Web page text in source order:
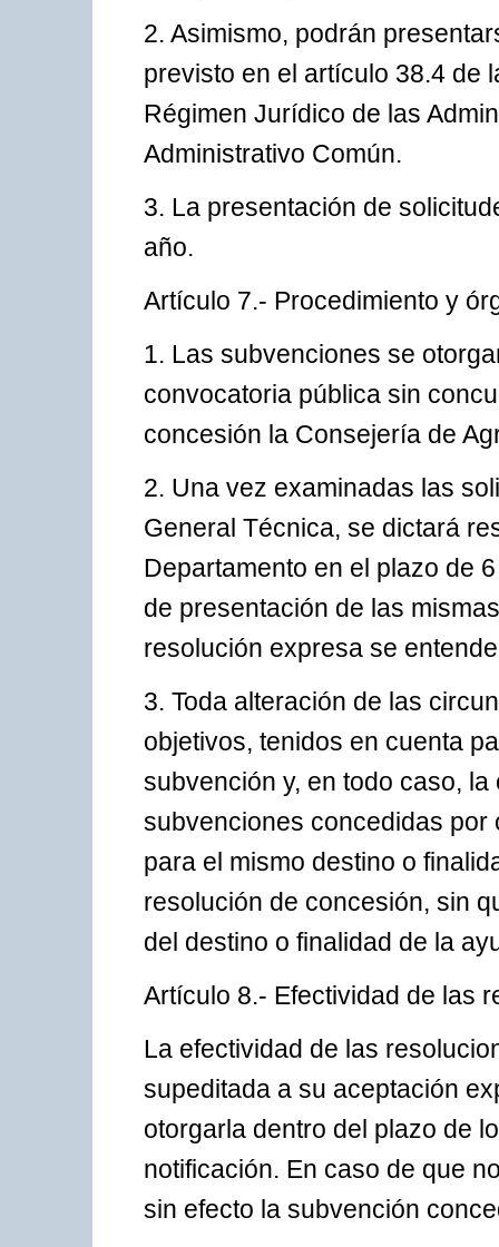
2. Asimismo, podrán
previsto en el artículo 38.4 de
Régimen Jurídico de las
Administrativo Común.
3. La presentación de
año.
Artículo 7.- Procedimiento y
1. Las subvenciones se
convocatoria pública sin
concesión la Consejería de
2. Una vez examinadas las
General Técnica, se dictará
Departamento en el plazo de
de presentación de las
resolución expresa se
3. Toda alteración de las
objetivos, tenidos en cuenta
subvención y, en todo caso,
subvenciones concedidas por
para el mismo destino o
resolución de concesión, sin
del destino o finalidad de la
Artículo 8.- Efectividad de las
La efectividad de las
supeditada a su aceptación
otorgarla dentro del plazo de
notificación. En caso de que
sin efecto la subvención